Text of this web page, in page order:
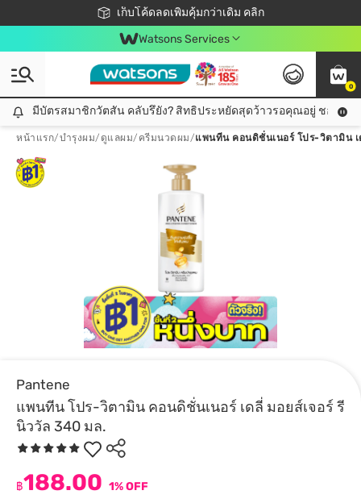
เก็บโค้ดลดเพิ่มคุ้มกว่าเดิม คลิก
ชอปออนไลน์ครั้งแรก ลดเพิ่มจุก ๆ 10%! 🎉
📦ส่งฟรี! เมื่อชอป 499฿
สมาชิกวัตสัน คลับดียังไง?
Watsons Services
0
มีบัตรสมาชิกวัตสัน คลับรึยัง? สิทธิประหยัดสุดว้าวรอคุณอยู่ ชอปคุ้มกว่าเดิม คลิก!
มีบัตรสมาชิกวัตสัน คลับรึยัง? สิทธิประหยัดสุดว้าวรอคุณอยู่ ชอปคุ้มก
หน้าแรก/บำรุงผม/ ดูแลผม/ ครีมนวดผม/แพนทีน คอนดิชั่นเนอร์ โปร-วิตามิน
Pantene
แพนทีน โปร-วิตามิน คอนดิชั่นเนอร์ เดลี่ มอยส์เจอร์ รี
นิววัล 340 มล.
฿188.00 1% OFF